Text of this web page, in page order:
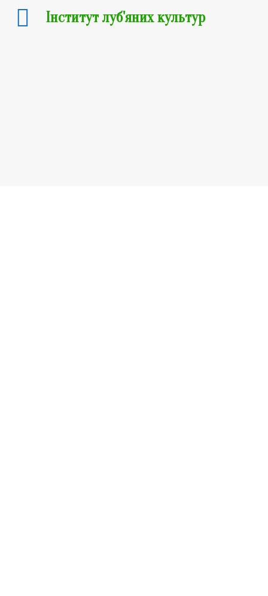
Інститут луб'яних культур